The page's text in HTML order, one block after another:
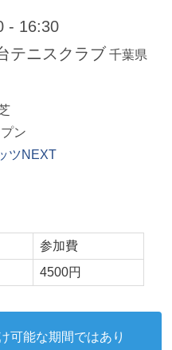
- 16:30
テニスクラブ 千葉県
ン
ツNEXT
参加費
4500円
可能な期間ではあり